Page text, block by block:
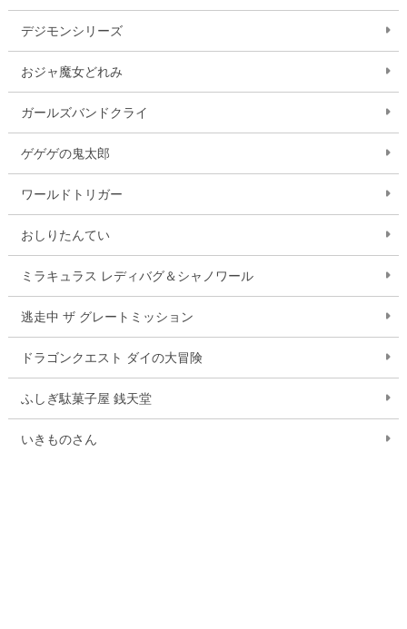
デジモンシリーズ
おジャ魔女どれみ
ガールズバンドクライ
ゲゲゲの鬼太郎
ワールドトリガー
おしりたんてい
ミラキュラス レディバグ＆シャノワール
逃走中 ザ グレートミッション
ドラゴンクエスト ダイの大冒険
ふしぎ駄菓子屋 銭天堂
いきものさん